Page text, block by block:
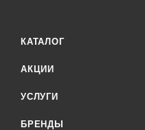
КАТАЛОГ
АКЦИИ
УСЛУГИ
БРЕНДЫ